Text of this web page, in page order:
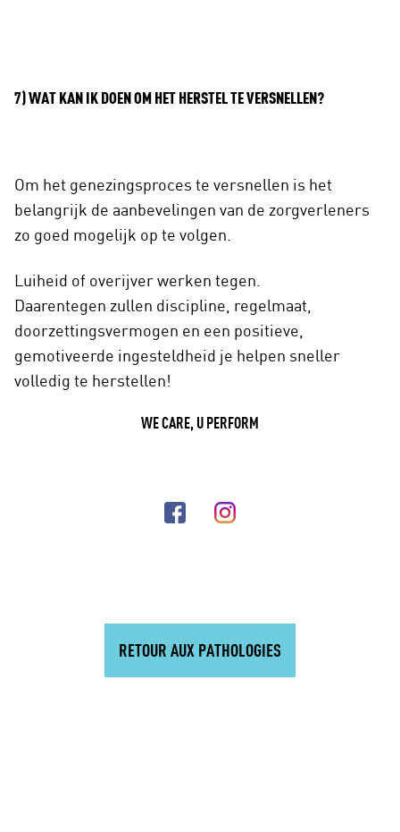
7) WAT KAN IK DOEN OM HET HERSTEL TE VERSNELLEN?
Om het genezingsproces te versnellen is het
belangrijk de aanbevelingen van de zorgverleners
zo goed mogelijk op te volgen.
Luiheid of overijver werken tegen.
Daarentegen zullen discipline, regelmaat,
doorzettingsvermogen en een positieve,
gemotiveerde ingesteldheid je helpen sneller
volledig te herstellen!
WE CARE, U PERFORM
RETOUR AUX PATHOLOGIES